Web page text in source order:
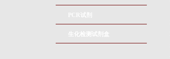
PCR试剂
生化检测试剂盒